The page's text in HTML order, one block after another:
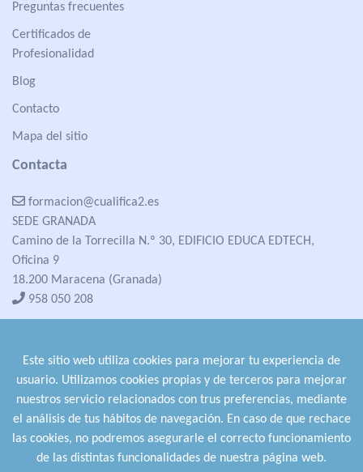
Preguntas frecuentes
Certificados de
Profesionalidad
Blog
Contacto
Mapa del sitio
Contacta
formacion@cualifica2.es
SEDE GRANADA
Camino de la Torrecilla N.º 30, EDIFICIO EDUCA EDTECH,
Oficina 9
18.200 Maracena (Granada)
958 050 208
958 991 970
Este sitio web utiliza cookies para mejorar tu experiencia de
usuario. Utilizamos cookies propias y de terceros para mejorar
nuestros servicio relacionados con trus preferencias, mediante
el análisis de tus hábitos de navegación. En caso de que rechace
las cookies, no podremos asegurarle el correcto funcionamiento
de las distintas funcionalidades de nuestra página web.